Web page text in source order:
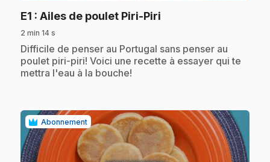
E1 : Ailes de poulet Piri-Piri
2 min 14 s
.Difficile de penser au Portugal sans penser au
poulet piri-piri! Voici une recette à essayer qui te
mettra l'eau à la bouche!
Abonnement